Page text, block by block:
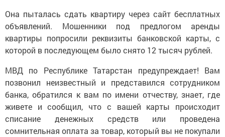
Она пыталась сдать квартиру через сайт бесплатных
объявлений. Мошенники под предлогом аренды
квартиры попросили реквизиты банковской карты, с
которой в последующем было снято 12 тысяч рублей.
МВД по Республике Татарстан предупреждает! Вам
позвонил неизвестный и представился сотрудником
банка, обратился к вам по имени отчеству, знает, где
живете и сообщил, что с вашей карты происходит
списание денежных средств или проведена
сомнительная оплата за товар, который вы не покупали